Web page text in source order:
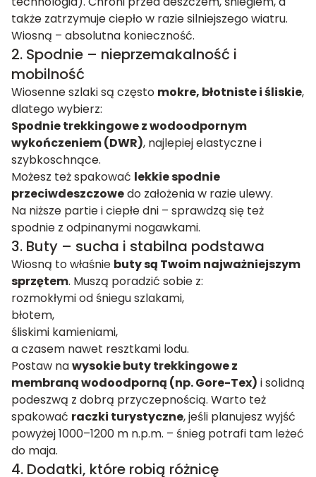
także zatrzymuje ciepło w razie silniejszego wiatru.
Wiosną – absolutna konieczność.
2. Spodnie – nieprzemakalność i
mobilność
Wiosenne szlaki są często mokre, błotniste i śliskie,
dlatego wybierz:
Spodnie trekkingowe z wodoodpornym
wykończeniem (DWR), najlepiej elastyczne i
szybkoschnące.
Możesz też spakować lekkie spodnie
przeciwdeszczowedo założenia w razie ulewy.
Na niższe partie i ciepłe dni – sprawdzą się też
spodnie z odpinanymi nogawkami.
3. Buty – sucha i stabilna podstawa
Wiosną to właśnie buty są Twoim najważniejszym
sprzętem. Muszą poradzić sobie z:
rozmokłymi od śniegu szlakami,
błotem,
śliskimi kamieniami,
a czasem nawet resztkami lodu.
Postaw nawysokie buty trekkingowe z
membraną wodoodporną (np. Gore-Tex) i solidną
podeszwą z dobrą przyczepnością. Warto też
spakować raczki turystyczne, jeśli planujesz wyjść
powyżej 1000–1200 m n.p.m. – śnieg potrafi tam leżeć
do maja.
4. Dodatki, które robią różnicę